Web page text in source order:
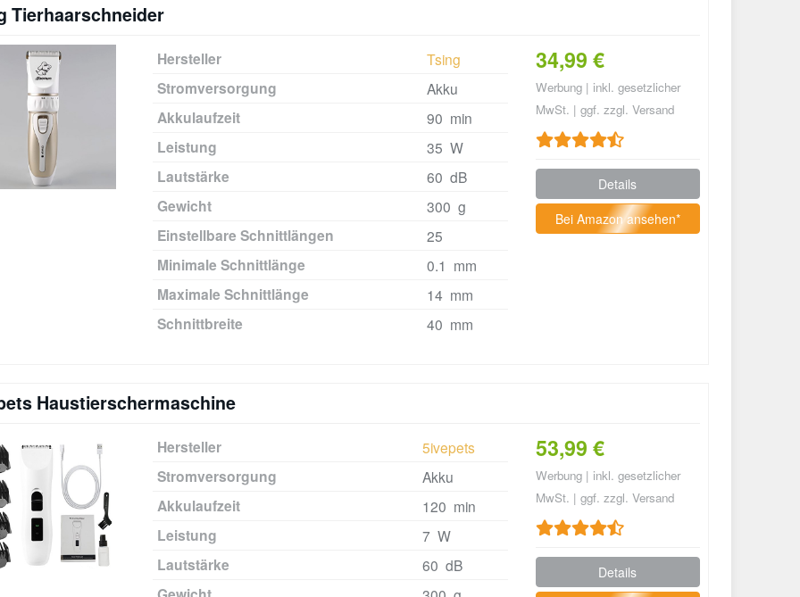
Tierhaarschneider
34,99 €
Werbung | inkl. gesetzlicher
MwSt. | ggf. zzgl. Versand
Details
Bei Amazon ansehen*
Hersteller Tsing
Stromversorgung Akku
Akkulaufzeit 90 min
Leistung 35 W
Lautstärke 60 dB
Gewicht 300 g
Einstellbare Schnittlängen 25
Minimale Schnittlänge 0.1 mm
Maximale Schnittlänge 14 mm
Schnittbreite 40 mm
Haustierschermaschine
53,99 €
Werbung | inkl. gesetzlicher
MwSt. | ggf. zzgl. Versand
Details
Hersteller 5ivepets
Stromversorgung Akku
Akkulaufzeit 120 min
Leistung 7 W
Lautstärke 60 dB